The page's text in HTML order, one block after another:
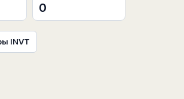
0
INVT